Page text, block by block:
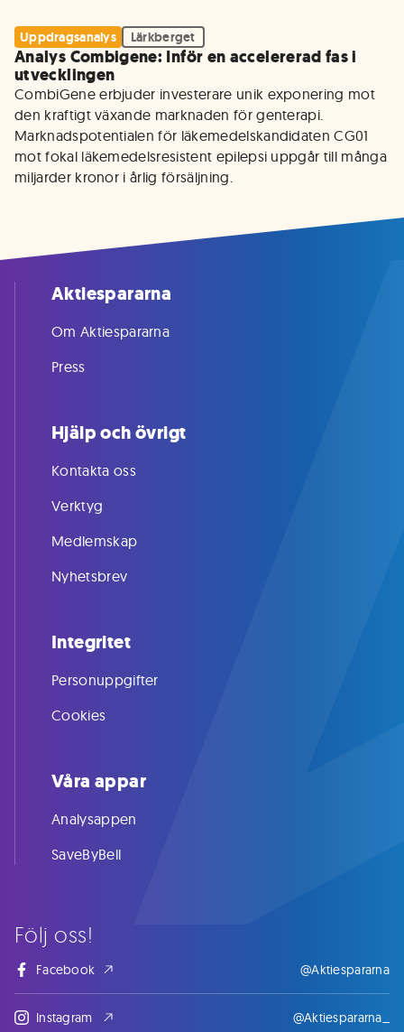
Uppdragsanalys Lärkberget
Analys Combigene: Inför en accelererad fas i
utvecklingen
CombiGene erbjuder investerare unik exponering mot
den kraftigt växande marknaden för genterapi.
Marknadspotentialen för läkemedelskandidaten CG01
mot fokal läkemedelsresistent epilepsi uppgår till många
miljarder kronor i årlig försäljning.
Följ oss!
Facebook @Aktiespararna
Instagram @Aktiespararna_
Aktiespararna
Om Aktiespararna
Press
Hjälp och övrigt
Kontakta oss
Verktyg
Medlemskap
Nyhetsbrev
Integritet
Personuppgifter
Cookies
Våra appar
Analysappen
SaveByBell